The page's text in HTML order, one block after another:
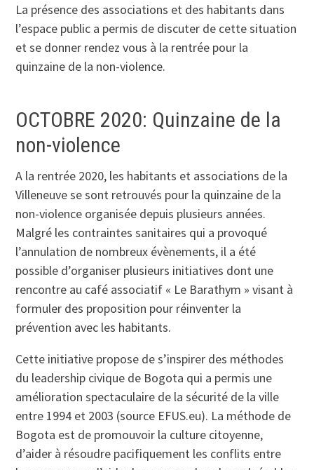
La présence des associations et des habitants dans
l’espace public a permis de discuter de cette situation
et se donner rendez vous à la rentrée pour la
quinzaine de la non-violence.
OCTOBRE 2020: Quinzaine de la
non-violence
A la rentrée 2020, les habitants et associations de la
Villeneuve se sont retrouvés pour la quinzaine de la
non-violence organisée depuis plusieurs années.
Malgré les contraintes sanitaires qui a provoqué
l’annulation de nombreux évènements, il a été
possible d’organiser plusieurs initiatives dont une
rencontre au café associatif « Le Barathym » visant à
formuler des proposition pour réinventer la
prévention avec les habitants.
Cette initiative propose de s’inspirer des méthodes
du leadership civique de Bogota qui a permis une
amélioration spectaculaire de la sécurité de la ville
entre 1994 et 2003 (source EFUS.eu). La méthode de
Bogota est de promouvoir la culture citoyenne,
d’aider à résoudre pacifiquement les conflits entre